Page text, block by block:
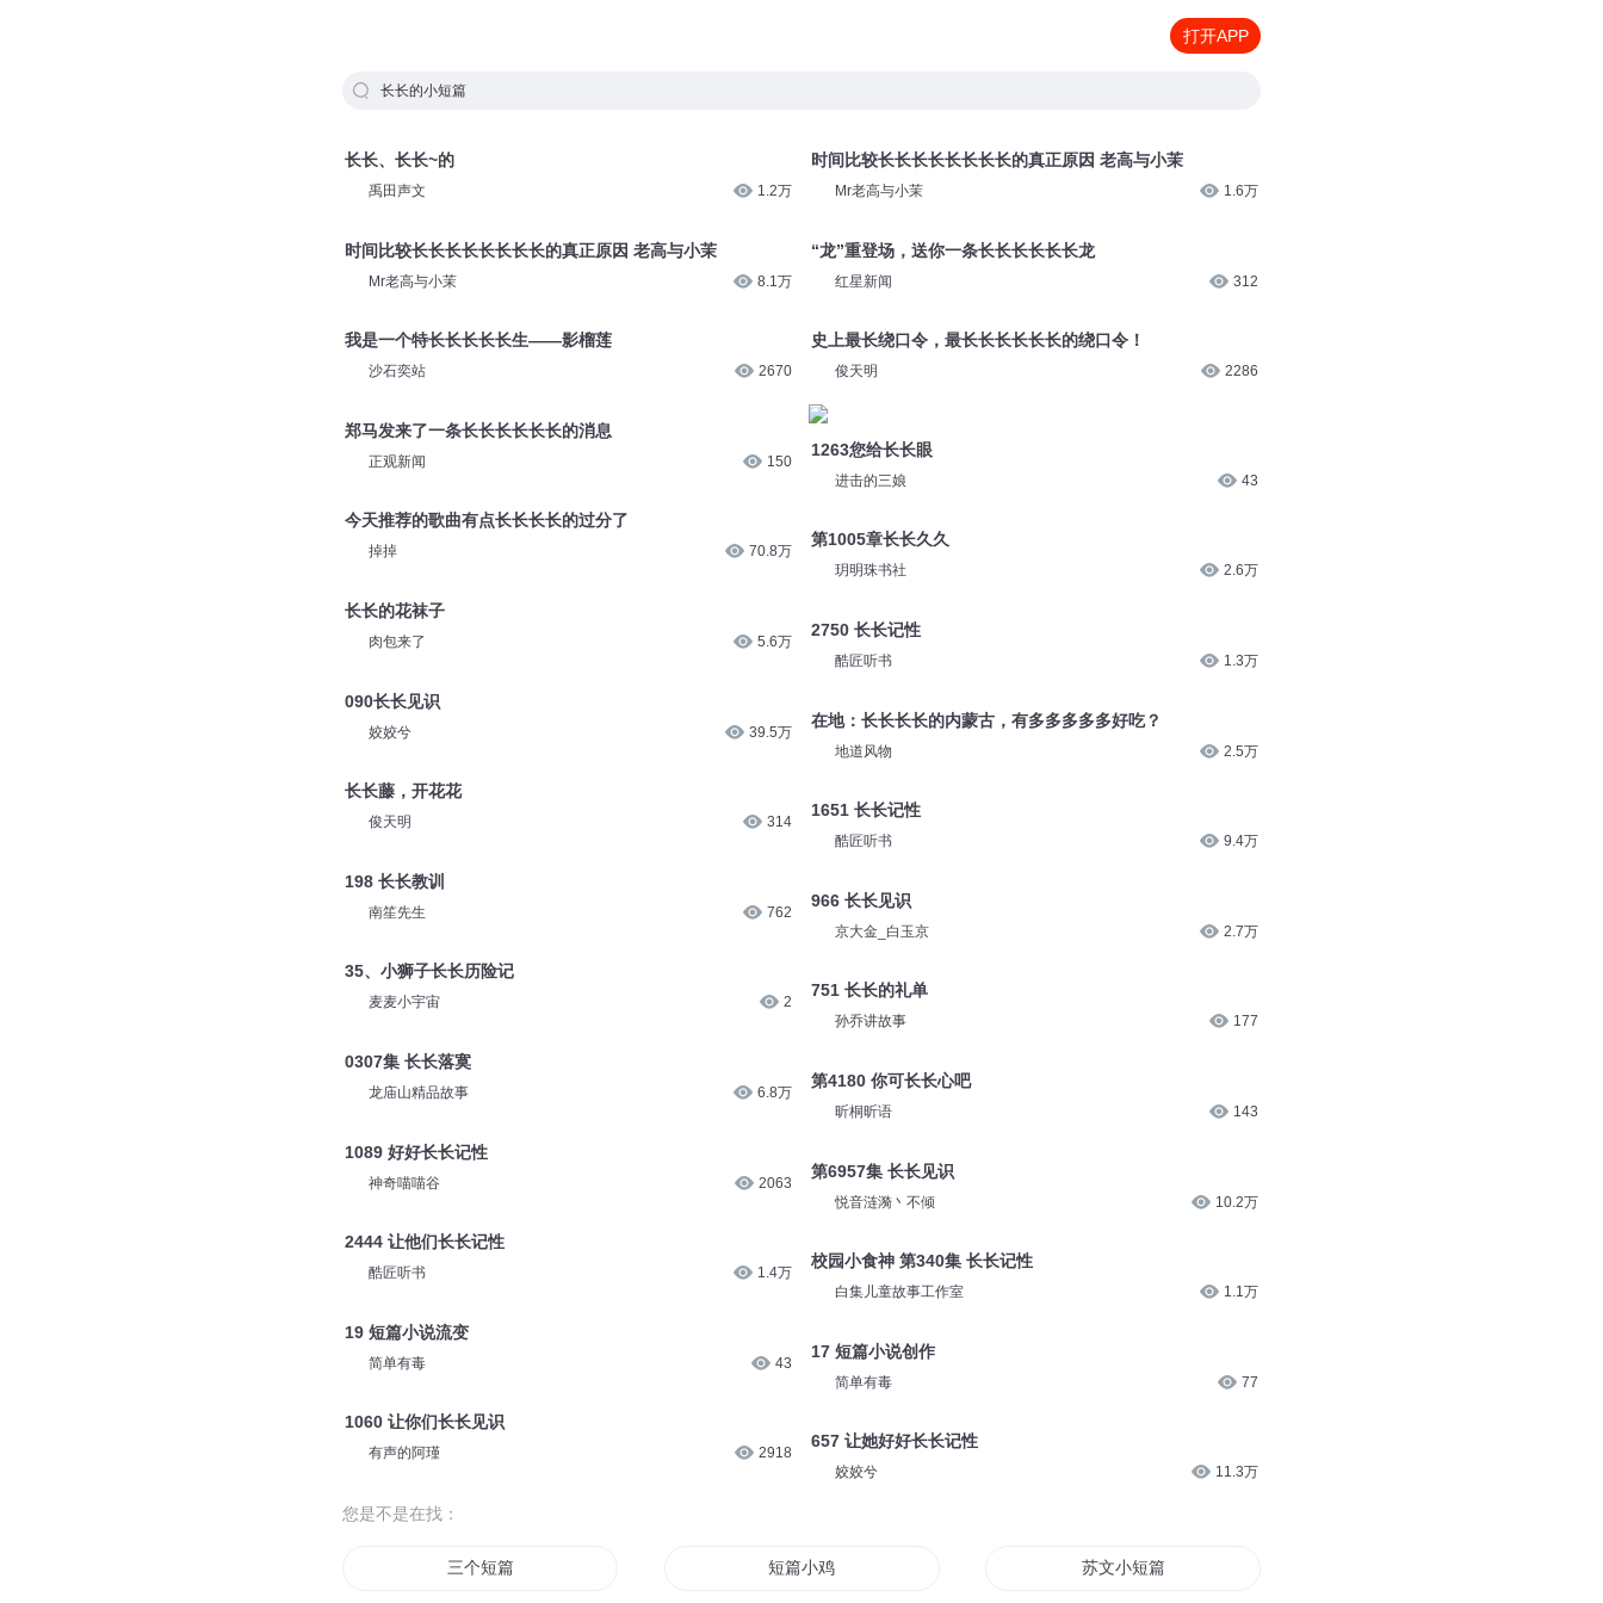
打开APP
长长的小短篇
长长、长长~的
禹田声文 1.2万
时间比较长长长长长长长长的真正原因 老高与小茉
Mr老高与小茉 8.1万
我是一个特长长长长长生——影榴莲
沙石奕站 2670
郑马发来了一条长长长长长长的消息
正观新闻 150
今天推荐的歌曲有点长长长长的过分了
掉掉 70.8万
长长的花袜子
肉包来了 5.6万
090长长见识
姣姣兮 39.5万
长长藤，开花花
俊天明 314
198 长长教训
南笙先生 762
35、小狮子长长历险记
麦麦小宇宙 2
0307集 长长落寞
龙庙山精品故事 6.8万
1089 好好长长记性
神奇喵喵谷 2063
2444 让他们长长记性
酷匠听书 1.4万
19 短篇小说流变
简单有毒 43
1060 让你们长长见识
有声的阿瑾 2918
时间比较长长长长长长长长的真正原因 老高与小茉
Mr老高与小茉 1.6万
“龙”重登场，送你一条长长长长长长龙
红星新闻 312
史上最长绕口令，最长长长长长长的绕口令！
俊天明 2286
1263您给长长眼
进击的三娘 43
第1005章长长久久
玥明珠书社 2.6万
2750 长长记性
酷匠听书 1.3万
在地：长长长长的内蒙古，有多多多多多好吃？
地道风物 2.5万
1651 长长记性
酷匠听书 9.4万
966 长长见识
京大金_白玉京 2.7万
751 长长的礼单
孙乔讲故事 177
第4180 你可长长心吧
昕桐昕语 143
第6957集 长长见识
悦音涟漪丶不倾 10.2万
校园小食神 第340集 长长记性
白集儿童故事工作室 1.1万
17 短篇小说创作
简单有毒 77
657 让她好好长长记性
姣姣兮 11.3万
您是不是在找：
三个短篇 短篇小鸡 苏文小短篇